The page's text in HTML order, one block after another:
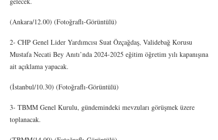
(Ankara/12.00) (Fotoğraflı-Görüntülü)
2- CHP Genel Lider Yardımcısı Suat Özçağdaş, Validebağ Korusu
Mustafa Necati Bey Anıtı’nda 2024-2025 eğitim öğretim yılı kapanışına
ait açıklama yapacak.
(İstanbul/10.30) (Fotoğraflı-Görüntülü)
3- TBMM Genel Kurulu, gündemindeki mevzuları görüşmek üzere
toplanacak.